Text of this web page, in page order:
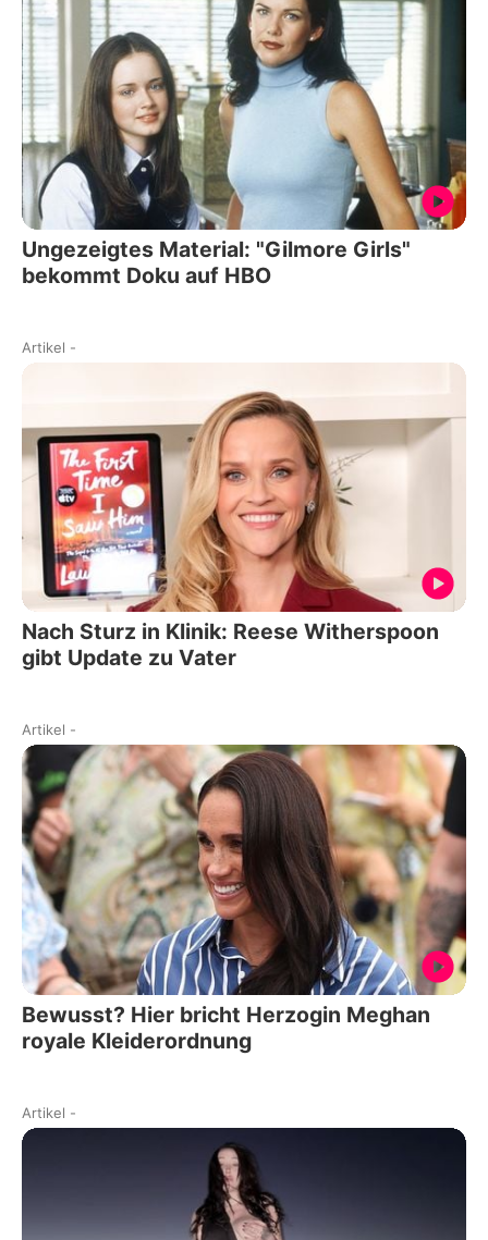
Ungezeigtes Material: "Gilmore Girls"
bekommt Doku auf HBO
Artikel -
Nach Sturz in Klinik: Reese Witherspoon
gibt Update zu Vater
Artikel -
Bewusst? Hier bricht Herzogin Meghan
royale Kleiderordnung
Artikel -